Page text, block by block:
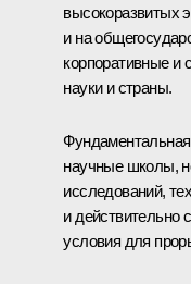
высокоразвитых
и на
корпоративные и
науки и страны.
научные школы,
исследований,
и действительно
условия для